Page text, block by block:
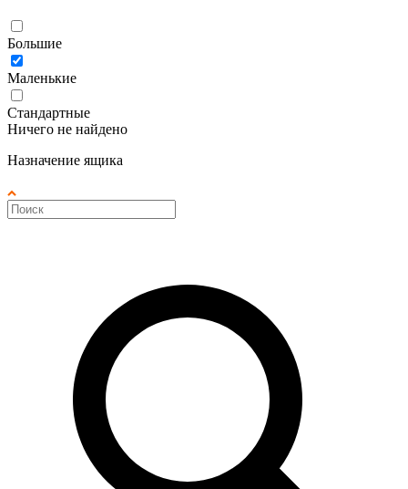
Большие
Маленькие
Стандартные
Ничего не найдено
Назначение ящика